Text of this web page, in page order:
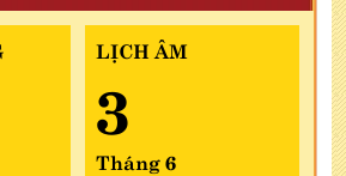
LỊCH ÂM
3
Tháng 6